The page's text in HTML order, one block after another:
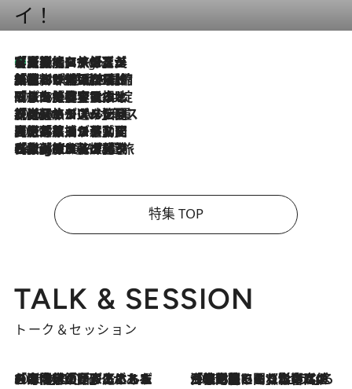
イ！
8 Hours Ago
【厳選旅コスメ】「多機能アイテムがメイン！」旅好き美容エディターが選んだ夏旅ベストコスメを発表【Mサイズジップ】
2026.8.6
「荷物が増えるほど旅ストレスは増す」美容ジャーナリストがたどり着いた最終結論。“化粧品を劇的に減らす”感動の凝縮美容とは
2026.8.6
「旅先には金髪ウィッグを持参」日本と同じメイクでは損してる!? 美容ジャーナリストが提案する“掟破りの旅美容”とは
2026.8.6
【厳選旅コスメ】「身軽さ＆UV対策重視！」ヘアアーティストshucoが選んだ夏旅ベストコスメを発表【Mサイズジップ】
2026.8.5
【厳選旅コスメ】国内をあちこち移動する河井菜摘が選んだ夏旅ベストコスメ発表！「リラックスアイテムはマスト」【Mサイズジップ】
2026.8.4
【厳選旅コスメ】「紫外線＆乾燥対策しながらメイク感も！」ヘア＆メイクGeorgeが選んだ夏旅ベストコスメを発表！【Mサイズジップ】
特集 TOP
TALK & SESSION
トーク＆セッション
2026.8.3
「今後値上げがあるとすれば…」「リスクがあるのは今年の冬」エネルギー専門家が語る、ホルムズ海峡封鎖が家庭にもたらす“ある心配” 2026.8.3
「住宅建てられない…」「サーチャージ料の高値が続いている」ホルムズ海峡封鎖による影響はいつまで続く？《エネルギー専門家に聞く“どうなる日本の暮らし”》